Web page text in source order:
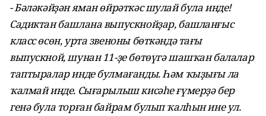
- Бәләкәйҙән яман өйрәткәс шулай була инде!
Садиктан башлана выпускнойҙар, башланғыс
класс өсөн, урта звеноны бөткәндә тағы
выпускной, шунан 11-ҙе бөтөүгә шашҡан балалар
таптыралар инде булмағанды. Һәм ҡыҙығы ла
ҡалмай инде. Сығарылыш кисәһе ғүмерҙә бер
генә була торған байрам булып ҡалһын ине ул.